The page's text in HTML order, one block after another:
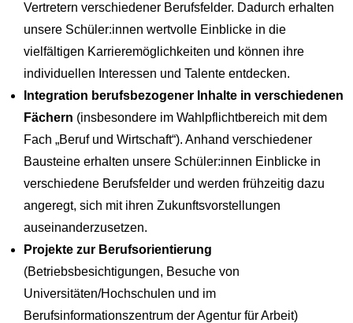
Vertretern verschiedener Berufsfelder. Dadurch erhalten
unsere Schüler:innen wertvolle Einblicke in die
vielfältigen Karrieremöglichkeiten und können ihre
individuellen Interessen und Talente entdecken.
Integration berufsbezogener Inhalte in verschiedenen
Fächern (insbesondere im Wahlpflichtbereich mit dem
Fach „Beruf und Wirtschaft“). Anhand verschiedener
Bausteine erhalten unsere Schüler:innen Einblicke in
verschiedene Berufsfelder und werden frühzeitig dazu
angeregt, sich mit ihren Zukunftsvorstellungen
auseinanderzusetzen.
Projekte zur Berufsorientierung
(Betriebsbesichtigungen, Besuche von
Universitäten/Hochschulen und im
Berufsinformationszentrum der Agentur für Arbeit)